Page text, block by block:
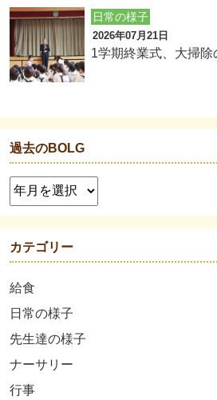
日常の様子
2026年07月21日
1学期終業式、大掃除
過去のBOLG
カテゴリー
給食
日常の様子
先生達の様子
ナーサリー
行事